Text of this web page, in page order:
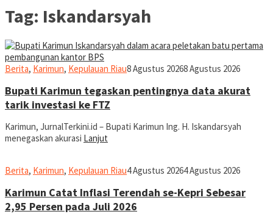
Tag: Iskandarsyah
Berita, Karimun, Kepulauan Riaujurnal
8 Agustus 20268 Agustus 2026
Bupati Karimun tegaskan pentingnya data akurat
tarik investasi ke FTZ
Karimun, JurnalTerkini.id – Bupati Karimun Ing. H. Iskandarsyah
menegaskan akurasi Lanjut
Berita, Karimun, Kepulauan Riaujurnal
4 Agustus 20264 Agustus 2026
Karimun Catat Inflasi Terendah se-Kepri Sebesar
2,95 Persen pada Juli 2026